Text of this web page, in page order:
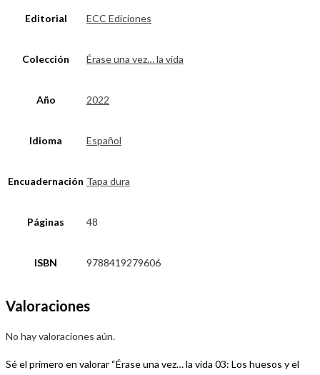
Editorial ECC Ediciones
Colección Érase una vez… la vida
Año 2022
Idioma Español
Encuadernación Tapa dura
Páginas 48
ISBN 9788419279606
Valoraciones
No hay valoraciones aún.
Sé el primero en valorar “Érase una vez… la vida 03: Los huesos y el